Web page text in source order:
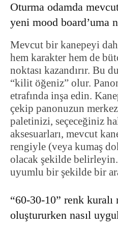
Oturma odamda
yeni mood board’uma
Mevcut bir kanepeyi
hem karakter hem de
noktası kazandırır. Bu
“kilit öğeniz” olur.
etrafında inşa edin.
çekip panonuzun
paletinizi, seçeceğiniz
aksesuarları, mevcut
rengiyle (veya kumaş
olacak şekilde
uyumlu bir şekilde bir
“60-30-10” renk kuralı
oluştururken nasıl